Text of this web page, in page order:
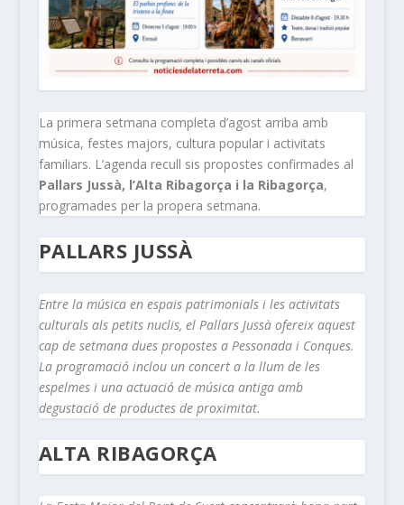
La primera setmana completa d’agost arriba amb
música, festes majors, cultura popular i activitats
familiars. L’agenda recull sis propostes confirmades al
Pallars Jussà, l’Alta Ribagorça i la Ribagorça,
programades per la propera setmana.
PALLARS JUSSÀ
Entre la música en espais patrimonials i les activitats
culturals als petits nuclis, el Pallars Jussà ofereix aquest
cap de setmana dues propostes a Pessonada i Conques.
La programació inclou un concert a la llum de les
espelmes i una actuació de música antiga amb
degustació de productes de proximitat.
ALTA RIBAGORÇA